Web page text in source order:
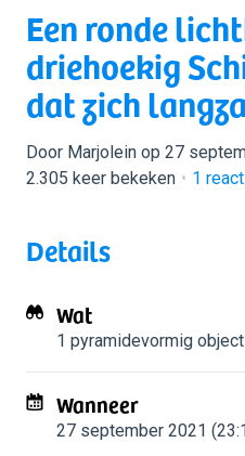
Een ronde
driehoekig
dat zich
Door Marjolein op 27
2.305 keer bekeken
1
Details
Wat
1 pyramidevormig object
Wanneer
27 september 2021